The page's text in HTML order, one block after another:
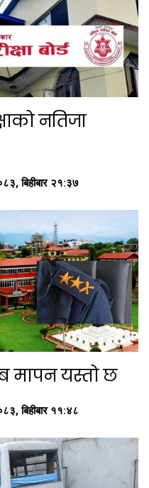
नतिजा
बिहीबार २१:३७
मापन यस्तो छ
बिहीबार ११:४८